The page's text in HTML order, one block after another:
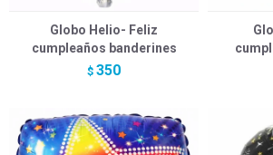
Globo Helio- Feliz
cumpleaños banderines
$ 350